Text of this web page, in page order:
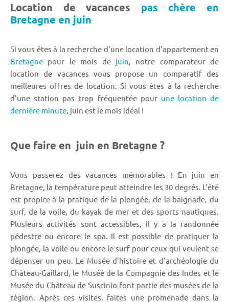
Location de vacances pas chère en
Bretagne en juin
Si vous êtes à la recherche d'une location d'appartement en
Bretagne pour le mois de juin, notre comparateur de
location de vacances vous propose un comparatif des
meilleures offres de location. Si vous êtes à la recherche
d'une station pas trop fréquentée pour une location de
dernière minute, juin est le mois idéal !
Que faire en juin en Bretagne ?
Vous passerez des vacances mémorables ! En juin en
Bretagne, la température peut atteindre les 30 degrés. L'été
est propice à la pratique de la plongée, de la baignade, du
surf, de la voile, du kayak de mer et des sports nautiques.
Plusieurs activités sont accessibles, il y a la randonnée
pédestre ou encore le spa. Il est possible de pratiquer la
plongée, la voile ou encore le surf pour ceux qui veulent se
dépenser un peu. Le Musée d'histoire et d'archéologie du
Château-Gaillard, le Musée de la Compagnie des Indes et le
Musée du Château de Suscinio font partie des musées de la
région. Après ces visites, faites une promenade dans la